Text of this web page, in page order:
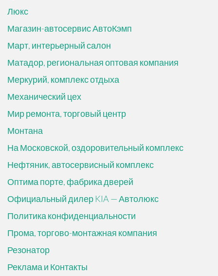
Люкс
Магазин-автосервис АвтоКэмп
Март, интерьерный салон
Матадор, региональная оптовая компания
Меркурий, комплекс отдыха
Механический цех
Мир ремонта, торговый центр
Монтана
На Московской, оздоровительный комплекс
Нефтяник, автосервисный комплекс
Оптима порте, фабрика дверей
Официальный дилер KIA — Автолюкс
Политика конфиденциальности
Прома, торгово-монтажная компания
Резонатор
Реклама и Контакты